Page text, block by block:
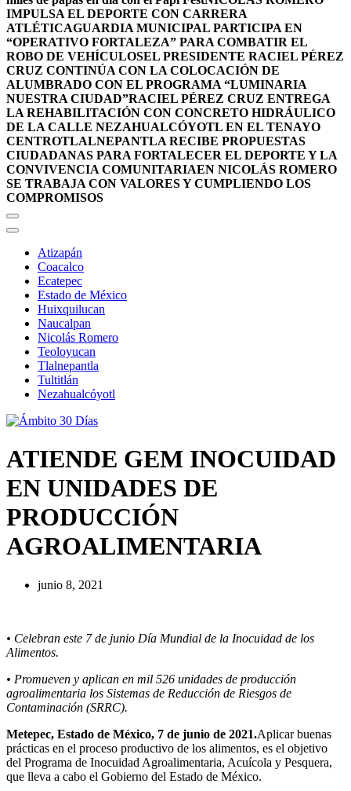
IMPULSA EL DEPORTE CON CARRERA
ATLÉTICAGUARDIA MUNICIPAL PARTICIPA EN
“OPERATIVO FORTALEZA” PARA COMBATIR EL
ROBO DE VEHÍCULOSEL PRESIDENTE RACIEL PÉREZ
CRUZ CONTINÚA CON LA COLOCACIÓN DE
ALUMBRADO CON EL PROGRAMA “LUMINARIA
NUESTRA CIUDAD”RACIEL PÉREZ CRUZ ENTREGA
LA REHABILITACIÓN CON CONCRETO HIDRÁULICO
DE LA CALLE NEZAHUALCÓYOTL EN EL TENAYO
CENTROTLALNEPANTLA RECIBE PROPUESTAS
CIUDADANAS PARA FORTALECER EL DEPORTE Y LA
CONVIVENCIA COMUNITARIAEN NICOLÁS ROMERO
SE TRABAJA CON VALORES Y CUMPLIENDO LOS
COMPROMISOS
Atizapán
Coacalco
Ecatepec
Estado de México
Huixquilucan
Naucalpan
Nicolás Romero
Teoloyucan
Tlalnepantla
Tultitlán
Nezahualcóyotl
ATIENDE GEM INOCUIDAD
EN UNIDADES DE
PRODUCCIÓN
AGROALIMENTARIA
junio 8, 2021
• Celebran este 7 de junio Día Mundial de la Inocuidad de los
Alimentos.
• Promueven y aplican en mil 526 unidades de producción
agroalimentaria los Sistemas de Reducción de Riesgos de
Contaminación (SRRC).
Metepec, Estado de México, 7 de junio de 2021.Aplicar buenas
prácticas en el proceso productivo de los alimentos, es el objetivo
del Programa de Inocuidad Agroalimentaria, Acuícola y Pesquera,
que lleva a cabo el Gobierno del Estado de México.